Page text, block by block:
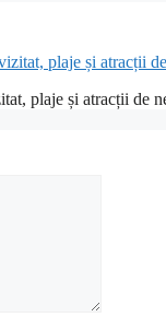
plaje și atracții de